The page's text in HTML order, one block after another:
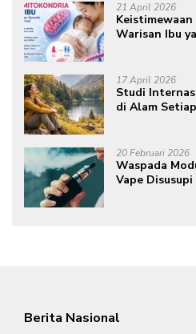
21 April 2026
Warisan Ibu
17 April 2026
Studi
di Alam
20 Februari 2026
Waspada
Vape Disusupi
Berita Nasional